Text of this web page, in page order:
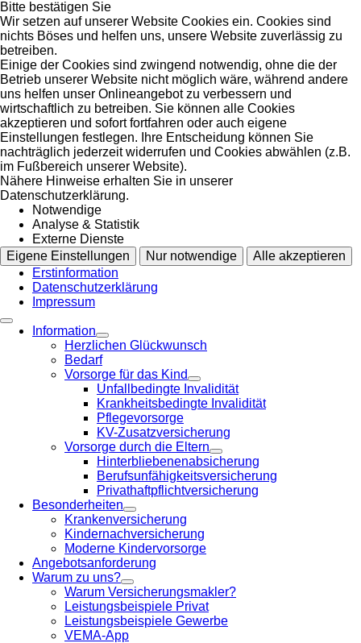
Bitte bestätigen Sie
Wir setzen auf unserer Website Cookies ein. Cookies sind
nichts Böses und helfen uns, unsere Website zuverlässig zu
betreiben.
Einige der Cookies sind zwingend notwendig, ohne die der
Betrieb unserer Website nicht möglich wäre, während andere
uns helfen unser Onlineangebot zu verbessern und
wirtschaftlich zu betreiben. Sie können alle Cookies
akzeptieren und sofort fortfahren oder auch eigene
Einstellungen festlegen. Ihre Entscheidung können Sie
nachträglich jederzeit widerrufen und Cookies abwählen (z.B.
im Fußbereich unserer Website).
Nähere Hinweise erhalten Sie in unserer
Datenschutzerklärung.
Notwendige
Analyse & Statistik
Externe Dienste
Eigene Einstellungen
Nur notwendige
Alle akzeptieren
Erstinformation
Datenschutzerklärung
Impressum
Information
Herzlichen Glückwunsch
Bedarf
Vorsorge für das Kind
Unfallbedingte Invalidität
Krankheitsbedingte Invalidität
Pflegevorsorge
KV-Zusatzversicherung
Vorsorge durch die Eltern
Hinterbliebenenabsicherung
Berufsunfähigkeitsversicherung
Privathaftpflichtversicherung
Besonderheiten
Krankenversicherung
Kindernachversicherung
Moderne Kindervorsorge
Angebotsanforderung
Warum zu uns?
Warum Versicherungsmakler?
Leistungsbeispiele Privat
Leistungsbeispiele Gewerbe
VEMA-App